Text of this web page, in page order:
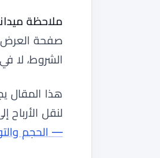
ملاحظة ميدانية
صفحة العرض
الشروط، لا
هذا المقال
لنقل الأرباح
— الحجم